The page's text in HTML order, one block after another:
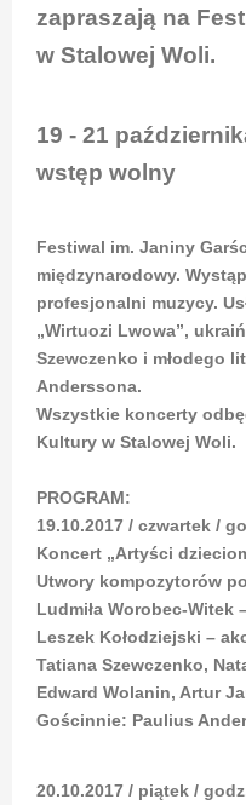
zapraszają na
w Stalowej Woli.
19 - 21
wstęp wolny
Festiwal im. Janiny
międzynarodowy.
profesjonalni muzycy.
„Wirtuozi Lwowa”,
Szewczenko i młodego
Anderssona.
Wszystkie koncerty
Kultury w Stalowej Woli.
PROGRAM:
19.10.2017 / czwartek /
Koncert „Artyści
Utwory kompozytorów
Ludmiła Worobec-Witek
Leszek Kołodziejski –
Tatiana Szewczenko,
Edward Wolanin, Artur
Gościnnie: Paulius
20.10.2017 / piątek /